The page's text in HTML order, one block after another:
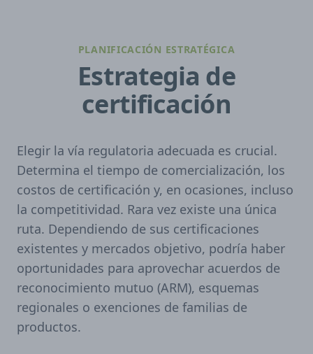
PLANIFICACIÓN ESTRATÉGICA
Estrategia de
certificación
Elegir la vía regulatoria adecuada es crucial.
Determina el tiempo de comercialización, los
costos de certificación y, en ocasiones, incluso
la competitividad. Rara vez existe una única
ruta. Dependiendo de sus certificaciones
existentes y mercados objetivo, podría haber
oportunidades para aprovechar acuerdos de
reconocimiento mutuo (ARM), esquemas
regionales o exenciones de familias de
productos.